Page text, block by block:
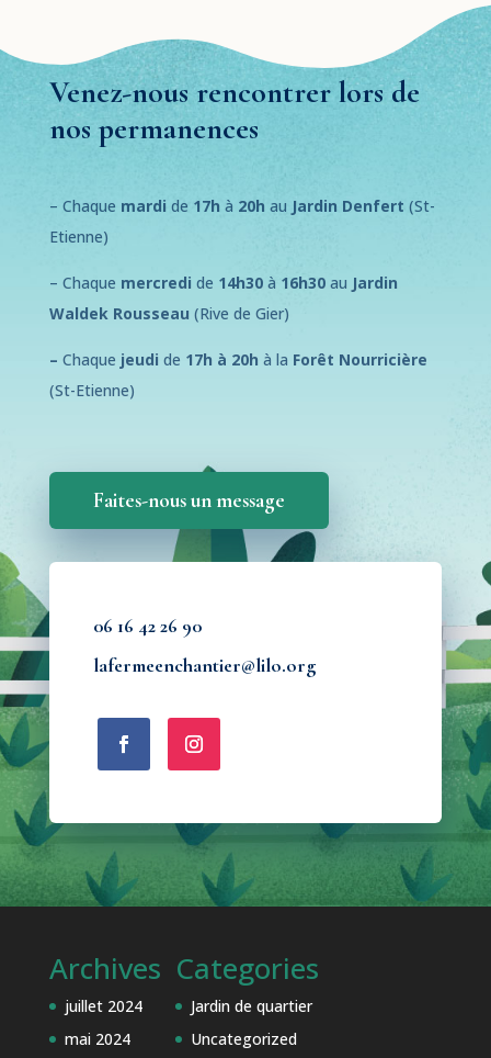
Venez-nous rencontrer lors de
nos permanences
– Chaque mardide 17h à 20h au Jardin Denfert (St-
Etienne)
– Chaque mercredi de 14h30à 16h30au Jardin
Waldek Rousseau (Rive de Gier)
– Chaque jeudi de 17h à 20h à la Forêt Nourricière
(St-Etienne)
Faites-nous un message
06 16 42 26 90
lafermeenchantier@lilo.org
Archives
juillet 2024
mai 2024
Categories
Jardin de quartier
Uncategorized